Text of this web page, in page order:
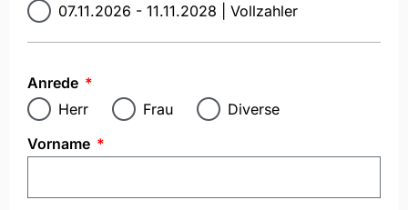
07.11.2026 - 11.11.2028 | Vollzahler
Anrede
Herr
Frau
Diverse
Vorname